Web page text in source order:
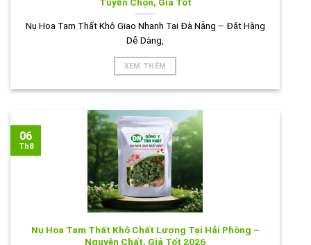
Nụ Hoa Tam Thất Khô Giao Nhanh Tại Đà Nẵng – Đặt Hàng
Dễ Dàng,
XEM THÊM
Nụ Hoa Tam Thất Khô Chất Lượng Tại Hải Phòng –
Nguyên Chất, Giá Tốt 2026
06
Th8